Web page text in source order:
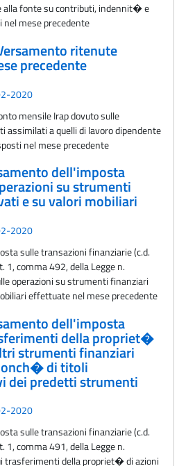
alla fonte su contributi, indennit� e
mese precedente
ritenute
precedente
2020
mensile Irap dovuto sulle
assimilati a quelli di lavoro dipendente
nel mese precedente
dell'imposta
su strumenti
e su valori mobiliari
2020
sulle transazioni finanziarie (c.d.
1, comma 492, della Legge n.
operazioni su strumenti finanziari
effettuate nel mese precedente
dell'imposta
della propriet�
strumenti finanziari
di titoli
dei predetti strumenti
2020
sulle transazioni finanziarie (c.d.
1, comma 491, della Legge n.
trasferimenti della propriet� di azioni